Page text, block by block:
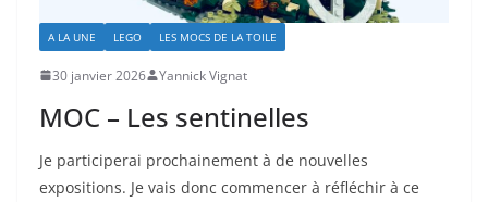
A LA UNE LEGO LES MOCS DE LA TOILE
30 janvier 2026 Yannick Vignat
MOC – Les sentinelles
Je participerai prochainement à de nouvelles
expositions. Je vais donc commencer à réfléchir à ce